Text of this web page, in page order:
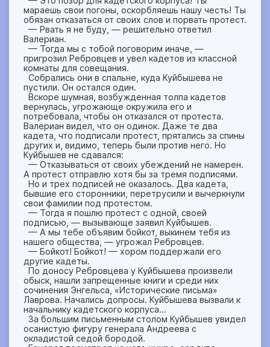
мараешь свои погоны, оскорбляешь нашу честь! Ты
обязан отказаться от своих слов и порвать протест.
— Рвать я не буду, — решительно ответил
Валериан.
— Тогда мы с тобой поговорим иначе, —
пригрозил Ребровцев и увел кадетов из классной
комнаты для совещания.
Собрались они в спальне, куда Куйбышева не
пустили. Он остался один.
Вскоре шумная, возбужденная толпа кадетов
вернулась, угрожающе окружила его и
потребовала, чтобы он отказался от протеста.
Валериан видел, что он одинок. Даже те два
кадета, что подписали протест, прятались за спины
других и, видимо, теперь были против него. Но
Куйбышев не сдавался:
— Отказываться от своих убеждений не намерен.
А протест отправлю хотя бы за тремя подписями.
Но и трех подписей не оказалось. Два кадета,
бывшие его сторонники, перетрусили и вычеркнули
свои фамилии под протестом.
— Тогда я пошлю протест с одной, своей
подписью, — вызывающе заявил Куйбышев.
— А мы тебе объявим бойкот, выкинем тебя из
нашего общества, — угрожал Ребровцев.
— Бойкот! Бойкот! — хором поддержали его
другие кадеты.
По доносу Ребровцева у Куйбышева произвели
обыск, нашли запрещенные книги и среди них
сочинения Энгельса, «Исторические письма»
Лаврова. Начались допросы. Куйбышева вызвали к
начальнику кадетского корпуса…
За большим письменным столом Куйбышев увидел
осанистую фигуру генерала Андреева с
окладистой седой бородой.